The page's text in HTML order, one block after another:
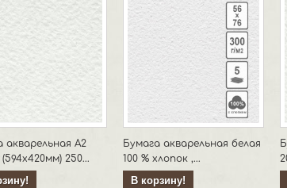
акварельная А2
250...
Бумага акварельная белая
100 % хлопок ,...
В корзину!